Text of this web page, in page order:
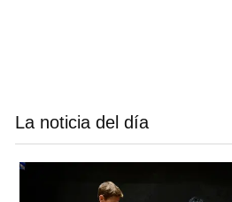
La noticia del día